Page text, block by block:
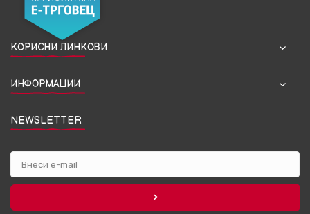
КОРИСНИ ЛИНКОВИ
ИНФОРМАЦИИ
NEWSLETTER